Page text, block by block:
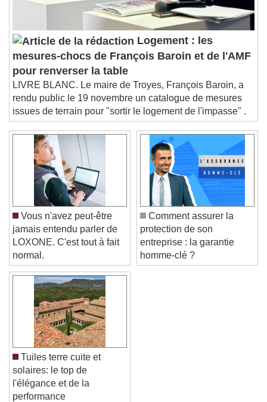
subtitles off, selected
Picture-in-Picture
Fullscreen
This is a modal window.
Beginning of dialog window. Escape will cancel
and close the window.
Text
Color Opacity
Text Background
Color
Caption Area Background
Color Opacity
Font Size
Text Edge Style
Font Family
Reset
Done
Close Modal Dialog
End of dialog window.
Logement : les
mesures-chocs de François Baroin et de l'AMF
pour renverser la table
LIVRE BLANC. Le maire de Troyes, François Baroin, a
rendu public le 19 novembre un catalogue de mesures
issues de terrain pour "sortir le logement de l'impasse" .
Vous n'avez peut-être
jamais entendu parler de
LOXONE. C'est tout à fait
normal.
Comment assurer la
protection de son
entreprise : la garantie
homme-clé ?
Tuiles terre cuite et
solaires: le top de
l'élégance et de la
performance